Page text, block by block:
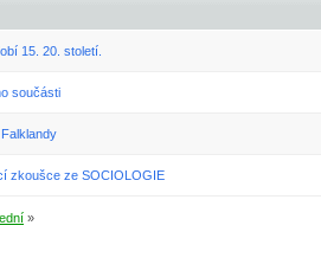
15. 20. století.
součásti
zkoušce ze SOCIOLOGIE
»